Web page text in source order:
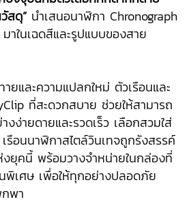
สดุ”นำเสนอนาฬิกา Chronograph
ในเฉดสีและรูปแบบของสาย
ยและความแปลกใหม่ ตัวเรือนและ
ที่สะดวกสบาย ช่วยให้สามารถ
ง่ายดายและรวดเร็ว เลือกสวมใส่
เรือนนาฬิกาสไตล์วินเทจถูกรังสรรค์
ยุคนี้ พร้อมวางจำหน่ายในกล่องที่
พิเศษ เพื่อให้ทุกอย่างปลอดภัย
พา